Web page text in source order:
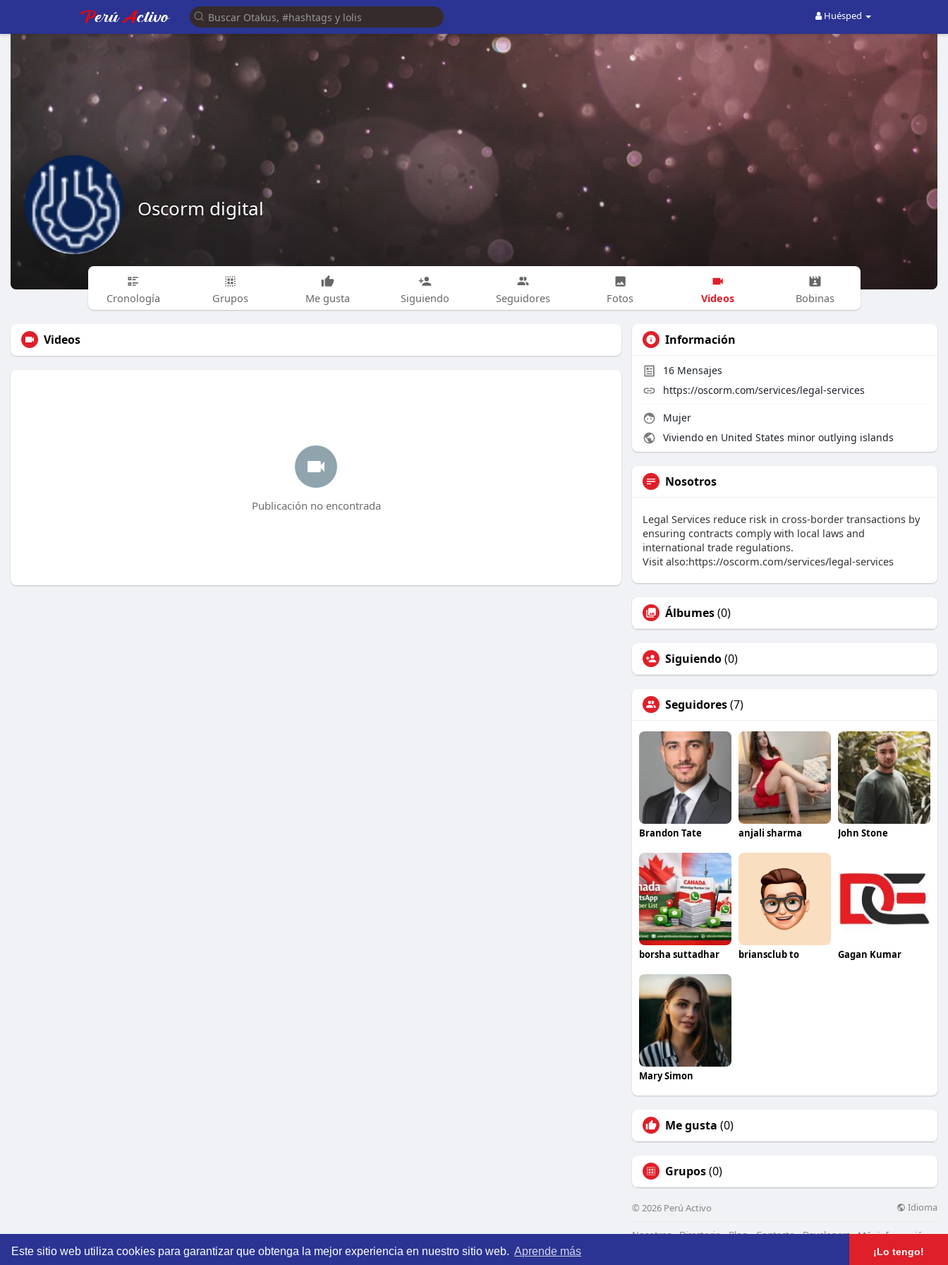
Este sitio web utiliza cookies para garantizar que obtenga la mejor experiencia en nuestro sitio web. Aprende más ¡Lo tengo!
Huésped
Oscorm digital
Cronología Grupos Me gusta Siguiendo Seguidores Fotos Videos Bobinas
Videos
Publicación no encontrada
Información
16 Mensajes
https://oscorm.com/services/legal-services
Mujer
Viviendo en United States minor outlying islands
Nosotros
Legal Services reduce risk in cross-border transactions by
ensuring contracts comply with local laws and
international trade regulations.
Visit also:https://oscorm.com/services/legal-services
Álbumes(0)
Siguiendo(0)
Seguidores(7)
Brandon Tate anjali sharma John Stone
borsha suttadhar briansclub to Gagan Kumar
Mary Simon
Me gusta (0)
Grupos(0)
© 2026 Perú Activo Idioma
Nosotros Directorio Blog Contacto Developers Más información